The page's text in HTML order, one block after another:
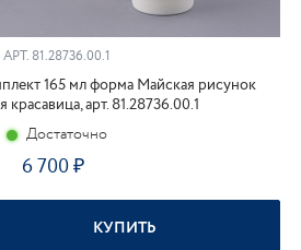
АРТ.81.28736.00.1
165 мл форма Майская рисунок
красавица, арт. 81.28736.00.1
Достаточно
6 700
КУПИТЬ